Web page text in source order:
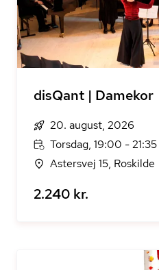
disQant | Damekor
20. august, 2026
Torsdag, 19:00 - 21:35
Astersvej 15, Roskilde
2.240 kr.